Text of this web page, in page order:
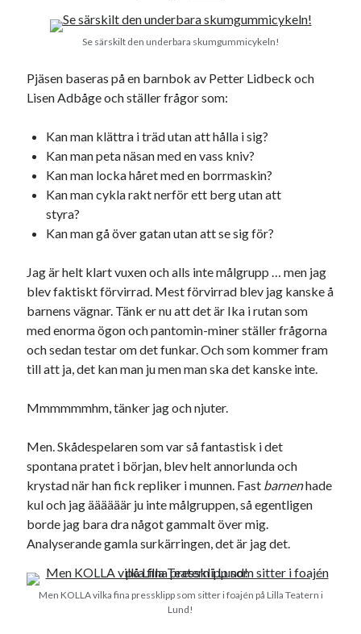
USA
Dessa har något gemensamt
Fantastiskt välformulerad moderecensent
Dessa har något helt annat gemensamt
En amerikansk språkpolis
Fula biblioteksböcker
Egna länkar
Bokstävlar & AI – mitt levebröd. Gå en kurs!
Den stora bloggläsarvärvsveckan
Godisbrödet från himlen
Länkskolan
Vad ska du laga för mat idag? (Recept!)
Meta
Logga in
Flöde för inlägg
Flöde för kommentarer
WordPress.org
Se särskilt den underbara skumgummicykeln!
Pjäsen baseras på en barnbok av Petter Lidbeck och
Lisen Adbåge och ställer frågor som:
Kan man klättra i träd utan att hålla i sig?
Kan man peta näsan med en vass kniv?
Kan man locka håret med en borrmaskin?
Kan man cykla rakt nerför ett berg utan att
styra?
Kan man gå över gatan utan att se sig för?
Jag är helt klart vuxen och alls inte målgrupp … men jag
blev faktiskt förvirrad. Mest förvirrad blev jag kanske å
barnens vägnar. Tänk er nu att det är Ika i rutan som
med enorma ögon och pantomin-miner ställer frågorna
och sedan testar om det funkar. Och som kommer fram
till att ja, det kan man ju men man ska det kanske inte.
Mmmmmmhm, tänker jag och njuter.
Men. Skådespelaren som var så fantastisk i det
spontana pratet i början, blev helt annorlunda och
krystad när han fick repliker i munnen. Fast barnenhade
kul och jag äääääär ju inte målgruppen, så egentligen
borde jag bara dra något gammalt över mig.
Analyserande gamla surkärringen, det är jag det.
Men KOLLA vilka fina pressklipp som sitter i foajén på Lilla Teatern i
Lund!